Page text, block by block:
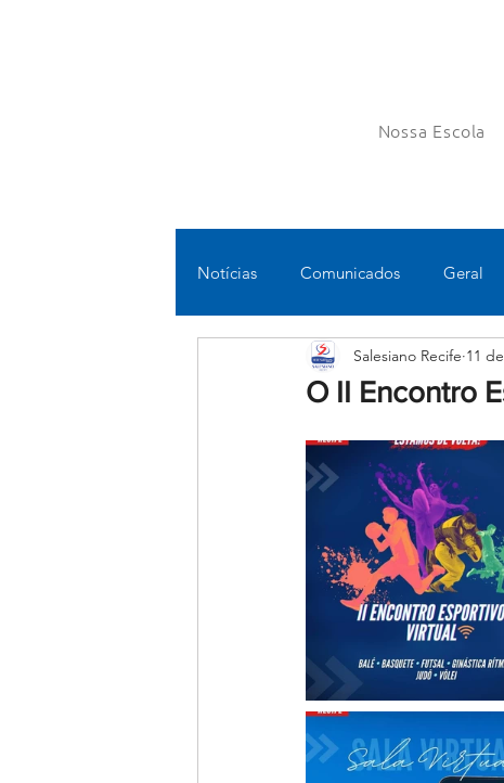
Nossa Escola
Notícias Comunicados Geral
Fundamental II Ensino Médio
Educomunicação Bilíngue
O II Encontro
Salesiano Recife 11